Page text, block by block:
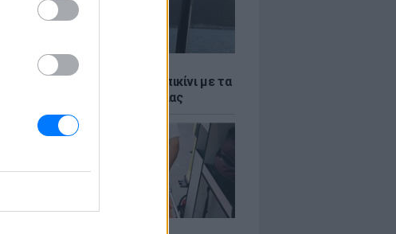
LIFESTYLE
Η Μαρία Μενούνος φόρεσε μπικίνι με τα
χρώματα της ελληνικής σημαίας